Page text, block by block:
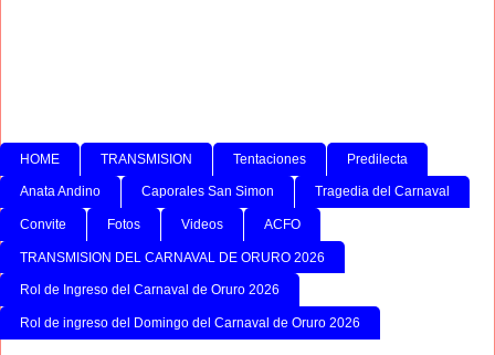
HOME TRANSMISION Tentaciones Predilecta
Anata Andino Caporales San Simon Tragedia del Carnaval
Convite Fotos Videos ACFO
TRANSMISION DEL CARNAVAL DE ORURO 2026
Rol de Ingreso del Carnaval de Oruro 2026
Rol de ingreso del Domingo del Carnaval de Oruro 2026